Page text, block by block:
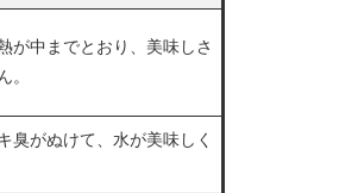
が中までとおり、美味しさ
。
臭がぬけて、水が美味しく